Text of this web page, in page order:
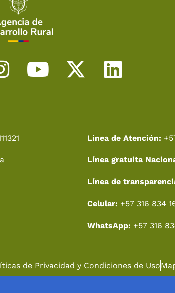
I
a
g
Y
X
L
k
e
d
i
n
Línea de Atención:
Línea gratuita
Línea de
Celular: +57 316 834
WhatsApp: +57 316
de Privacidad y Condiciones de Uso